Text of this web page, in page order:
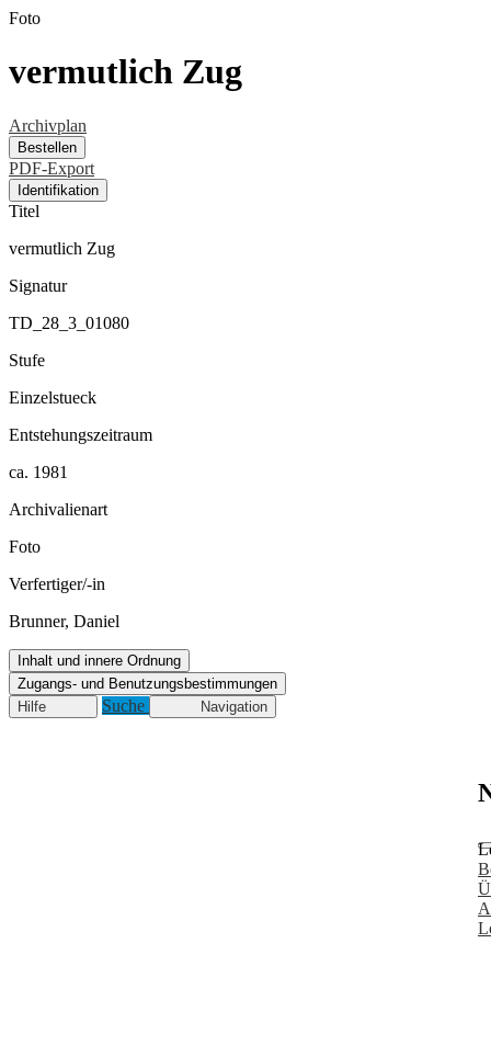
Foto
vermutlich Zug
Archivplan
Bestellen
PDF-Export
Identifikation
Titel
vermutlich Zug
Signatur
TD_28_3_01080
Stufe
Einzelstueck
Entstehungszeitraum
ca. 1981
Archivalienart
Foto
Verfertiger/-in
Brunner, Daniel
Inhalt und innere Ordnung
Zugangs- und Benutzungsbestimmungen
Hilfe
Suche Navigation